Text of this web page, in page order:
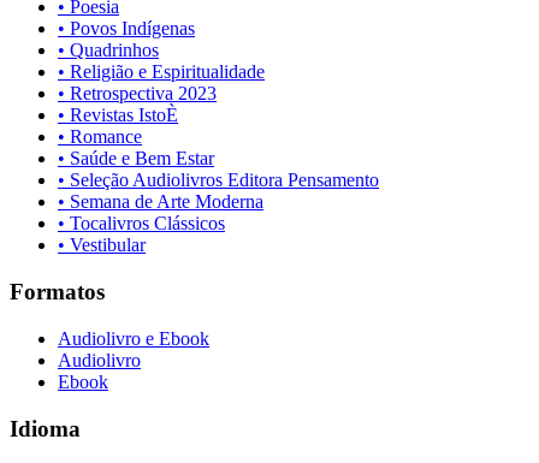
• Poesia
• Povos Indígenas
• Quadrinhos
• Religião e Espiritualidade
• Retrospectiva 2023
• Revistas IstoÈ
• Romance
• Saúde e Bem Estar
• Seleção Audiolivros Editora Pensamento
• Semana de Arte Moderna
• Tocalivros Clássicos
• Vestibular
Formatos
Audiolivro e Ebook
Audiolivro
Ebook
Idioma